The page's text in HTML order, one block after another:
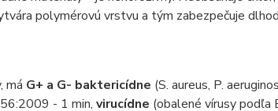
polymérovú vrstvu a tým zabezpečuje
má G+ a G- baktericídne (S. aureus, P.
- 1 min, virucídne (obalené vírusy